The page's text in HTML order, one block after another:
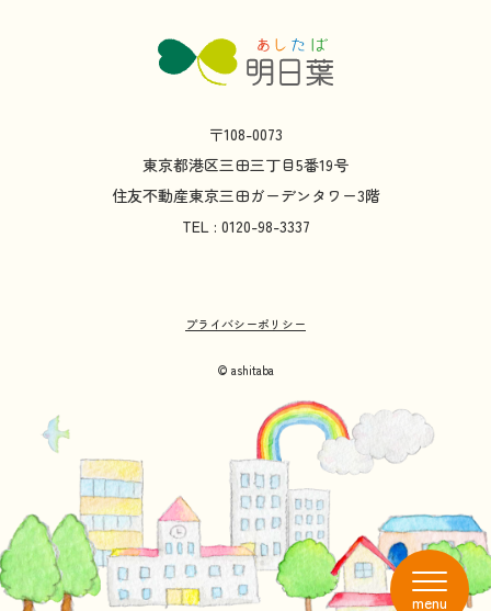
menu
〒108-0073
東京都港区三田三丁目5番19号
住友不動産東京三田ガーデンタワー3階
TEL : 0120-98-3337
プライバシーポリシー
© ashitaba